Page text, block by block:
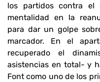
los partidos contra
mentalidad en la
para dar un golpe
marcador. En el
recuperado el
asistencias en total- y
Font como uno de los